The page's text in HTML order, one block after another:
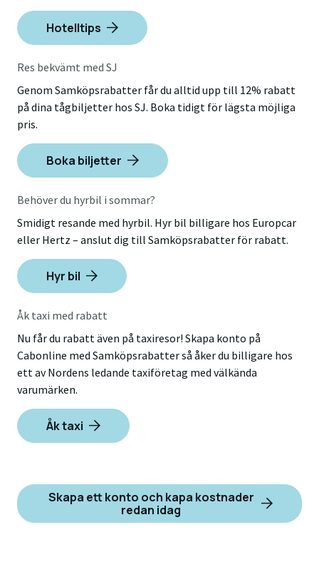
Hotelltips
Res bekvämt med SJ
Genom Samköpsrabatter får du alltid upp till 12% rabatt
på dina tågbiljetter hos SJ. Boka tidigt för lägsta möjliga
pris.
Boka biljetter
Behöver du hyrbil i sommar?
Smidigt resande med hyrbil. Hyr bil billigare hos Europcar
eller Hertz – anslut dig till Samköpsrabatter för rabatt.
Hyr bil
Åk taxi med rabatt
Nu får du rabatt även på taxiresor! Skapa konto på
Cabonline med Samköpsrabatter så åker du billigare hos
ett av Nordens ledande taxiföretag med välkända
varumärken.
Åk taxi
Skapa ett konto och kapa kostnader
redan idag